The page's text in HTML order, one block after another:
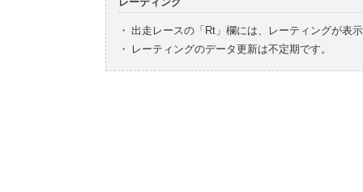
・ 出走レースの「Rt」欄には、レーティングが表
・
レーティングのデータ更新は不定期です。